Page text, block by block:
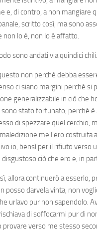
e, di contro, a non mangiare
scritto così, ma sono
non lo è, non lo è affatto.
sono andati via quindici chili.
non perché debba
ci siano margini perché si
generalizzabile in ciò che
sono stato fortunato, perché
di spezzare quel cerchio,
me l’ero costruita
io, bensì per il rifiuto verso
ciò che ero e, in
allora continuerò a esserlo,
posso darvela vinta, non
urlavo pur non sapendolo.
di soffocarmi pur di
provare verso me stesso